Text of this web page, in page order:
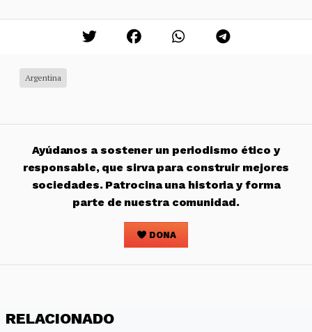
Argentina
Ayúdanos a sostener un periodismo ético y
responsable, que sirva para construir mejores
sociedades. Patrocina una historia y forma
parte de nuestra comunidad.
DONA
RELACIONADO